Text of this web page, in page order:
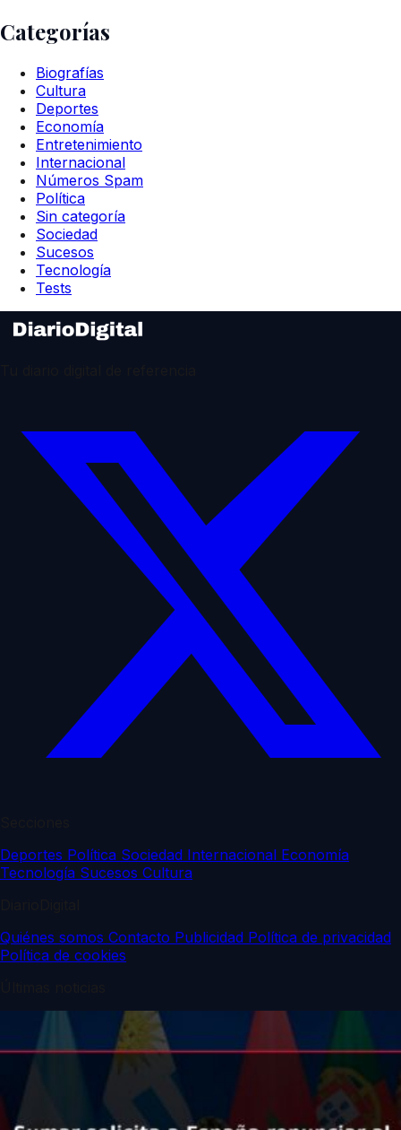
Categorías
Biografías
Cultura
Deportes
Economía
Entretenimiento
Internacional
Números Spam
Política
Sin categoría
Sociedad
Sucesos
Tecnología
Tests
Deportes Política Sociedad Internacional Economía
Tecnología Sucesos Cultura
Quiénes somos Contacto Publicidad Política de privacidad
Política de cookies